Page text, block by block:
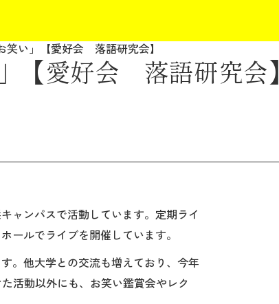
笑い」【愛好会 落語研究会】
【愛好会 落語研究会】
ャンパスで活動しています。定期ライ
ールでライブを開催しています。
。他大学との交流も増えており、今年
活動以外にも、お笑い鑑賞会やレク